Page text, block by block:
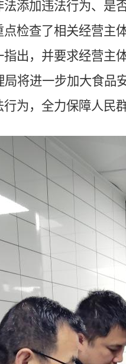
添加违法行为、是
检查了相关经营主
出，并要求经营主
将进一步加大食品
为，全力保障人民